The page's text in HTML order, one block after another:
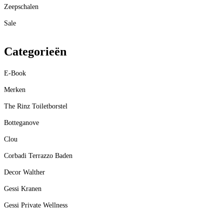
Zeepschalen
Sale
Categorieën
E-Book
Merken
The Rinz Toiletborstel
Botteganove
Clou
Corbadi Terrazzo Baden
Decor Walther
Gessi Kranen
Gessi Private Wellness